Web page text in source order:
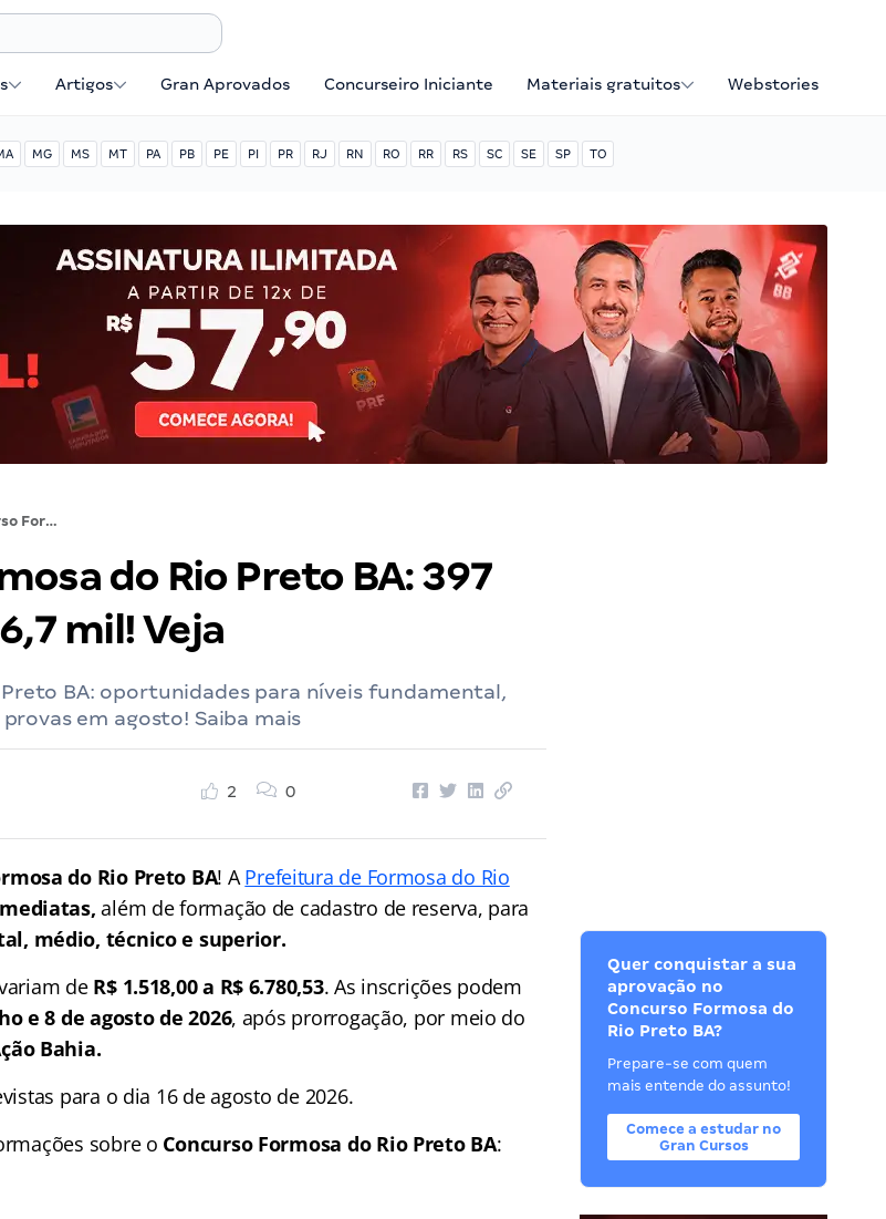
Artigos Gran Aprovados Concurseiro Iniciante Materiais gratuitos Webstories
MG MS MT PA PB PE PI PR RJ RN RO RR RS SC SE SP TO
Concurso Formosa do Rio Preto BA: 397 vagas. Até R$ 6,7 mil! Veja
do Rio Preto BA: 397
mil! Veja
BA: oportunidades para níveis fundamental,
em agosto! Saiba mais
2 0
do Rio Preto BA! APrefeitura de Formosa do Rio
além de formação de cadastro de reserva, para
médio, técnico e superior.
de R$ 1.518,00 a R$ 6.780,53. As inscrições podem
e 8 de agosto de 2026, após prorrogação, por meio do
Bahia.
para o dia 16 de agosto de 2026.
sobre o Concurso Formosa do Rio Preto BA:
Quer conquistar a sua
aprovação no
Concurso Formosa do
Rio Preto BA?
Prepare-se com quem
mais entende do assunto!
Comece a estudar no
Gran Cursos